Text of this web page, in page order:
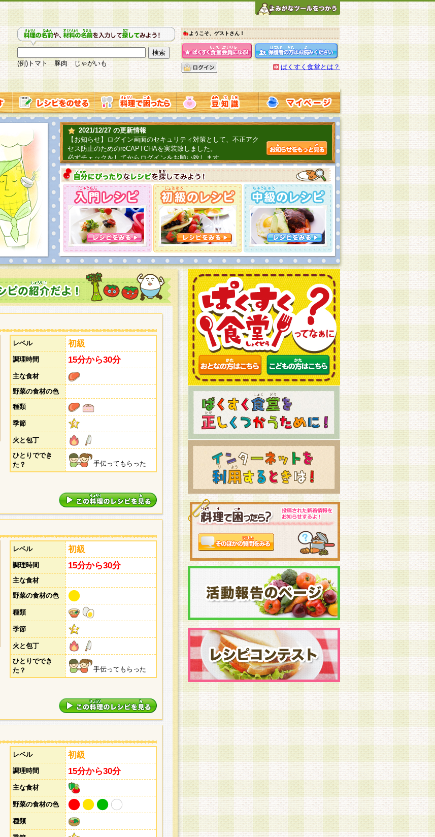
(例)トマト 豚肉 じゃがいも
ようこそ、ゲストさん！
ぱくすく食堂とは？
2021/12/27 の更新情報
【お知らせ】ログイン画面のセキュリティ対策として、不正アク
セス防止のためのreCAPTCHAを実装致しました。
必ずチェックをしてからログインをお願い致します。
2019/06/04 の更新情報
ファーマ村からコーンシェフが簡単レシピを紹介するよ！こちら
2018/07/01 の更新情報
チャレンジ企画第三弾！お母さん、お父さんへ日頃の感謝をこめ
てごはんを作ろう！は終了致しました。たくさんの投稿、ありが
とうございました。次回企画もお楽しみに！
レベル 初級
調理時間 15分から30分
主な食材
野菜の食材の色
種類
季節
火と包丁
ひとりででき
た？
手伝ってもらった
レベル 初級
調理時間 15分から30分
主な食材
野菜の食材の色
種類
季節
火と包丁
ひとりででき
た？
手伝ってもらった
レベル 初級
調理時間 15分から30分
主な食材
野菜の食材の色
種類